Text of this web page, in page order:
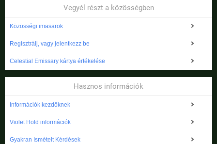
Vegyél részt a közösségben
Közösségi imasarok
Regisztrálj, vagy jelentkezz be
Celestial Emissary kártya értékelése
Hasznos információk
Információk kezdőknek
Violet Hold információk
Gyakran Ismételt Kérdések